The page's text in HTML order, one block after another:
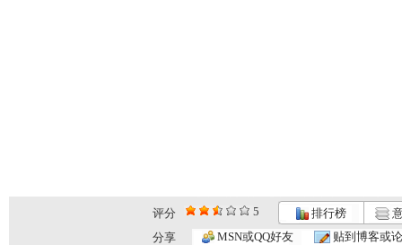
评分 5 排行榜
分享
MSN或QQ好友 贴到博客或